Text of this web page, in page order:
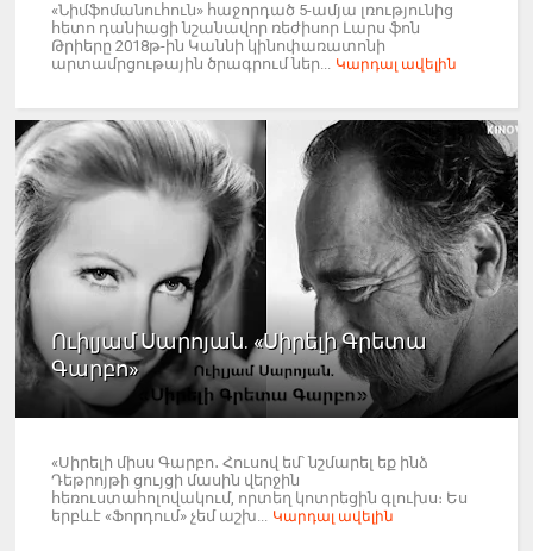
«Նիմֆոմանուհուն» հաջորդած 5-ամյա լռությունից
հետո դանիացի նշանավոր ռեժիսոր Լարս ֆոն
Թրիերը 2018թ-ին Կաննի կինոփառատոնի
արտամրցութային ծրագրում ներ... Կարդալ ավելին
Ուիլյամ Սարոյան. «Սիրելի Գրետա
Գարբո»
«Սիրելի միսս Գարբո․ Հուսով եմ՝ նշմարել եք ինձ
Դեթրոյթի ցույցի մասին վերջին
հեռուստահոլովակում, որտեղ կոտրեցին գլուխս։ Ես
երբևէ «Ֆորդում» չեմ աշխ... Կարդալ ավելին